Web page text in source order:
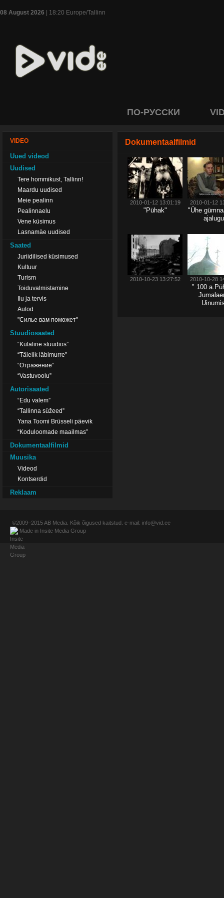
08 August 2026 | 18:20 Europe/Tallinn
ПО-РУССКИ
VIDEO
Uued videod
Uudised
Tere hommikust, Tallinn!
Maardu uudised
Meie pealinn
Pealinnaelu
Vene küsimus
Lasnamäe uudised
Saated
Juriidilised küsimused
Kultuur
Turism
Toiduvalmistamine
Ilu ja tervis
Autod
"Силье вам поможет"
Stuudiosaated
“Külaline stuudios”
“Täielik läbimurre”
“Отражение”
“Vastuvoolu”
Autorisaated
“Edu valem”
“Tallinna süžeed”
Yana Toomi Brüsseli päevik
“Koduloomade maailmas”
Dokumentaalfilmid
Muusika
Videod
Kontserdid
Reklaam
Dokumentaalfilmid
2010-01-12 13:01:19
"Pühak"
2010-01-12
"Ühe
2010-10-23 13:27:52 2010-10-28
" 100
©2009–2015AB Media . Kõik õigused kaitstud. e-mail: info@vid.ee
Made in Insite Media Group